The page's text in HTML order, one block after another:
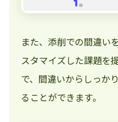
また、添削での間違い
スタマイズした課題を
で、間違いからしっか
ることができます。